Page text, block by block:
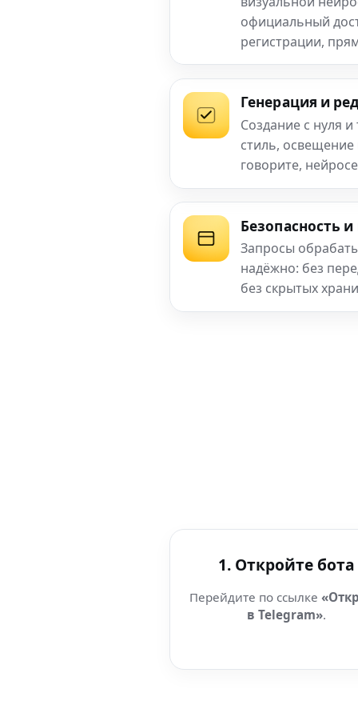
официальный
регистрации,
Генерация и
Создание с нуля
стиль,
говорите,
Безопасность
Запросы
надёжно: без
без скрытых
1. Откройте бота
Перейдите по ссылке
в Telegram».